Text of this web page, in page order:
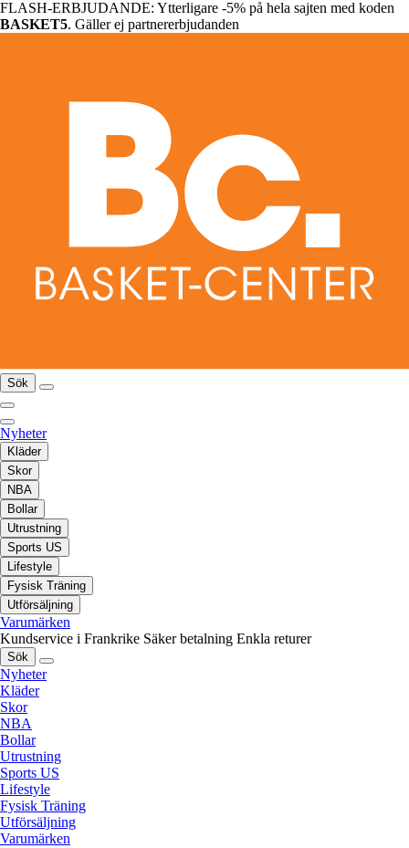
FLASH-ERBJUDANDE: Ytterligare -5% på hela sajten med koden
BASKET5. Gäller ej partnererbjudanden
Sök
Nyheter
Kläder
Skor
NBA
Bollar
Utrustning
Sports US
Lifestyle
Fysisk Träning
Utförsäljning
Varumärken
Kundservice i Frankrike Säker betalning Enkla returer
Sök
Nyheter
Kläder
Skor
NBA
Bollar
Utrustning
Sports US
Lifestyle
Fysisk Träning
Utförsäljning
Varumärken